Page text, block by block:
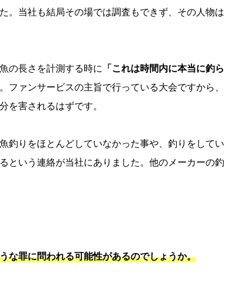
。当社も結局その場では調査もできず、その人物は
の長さを計測する時に 「これは時間内に本当に釣ら
ァンサービスの主旨で行っている大会ですから、
を害されるはずです。
釣りをほとんどしていなかった事や、釣りをしてい
という連絡が当社にありました。他のメーカーの釣
な罪に問われる可能性があるのでしょうか。